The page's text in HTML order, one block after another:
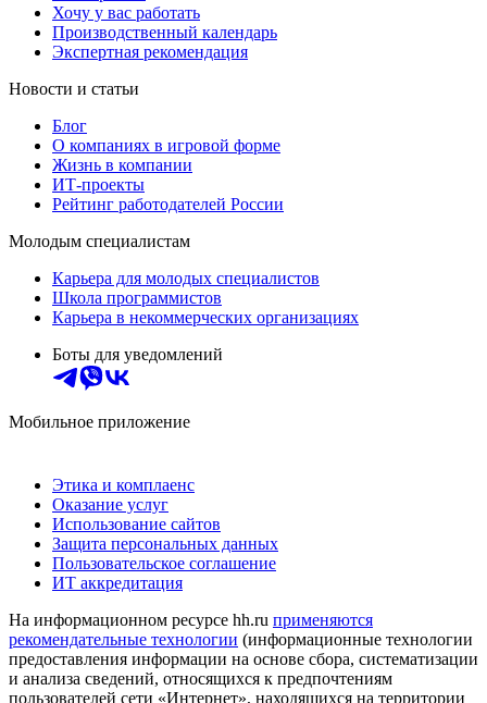
Хочу у вас работать
Производственный календарь
Экспертная рекомендация
Новости и статьи
Блог
О компаниях в игровой форме
Жизнь в компании
ИТ-проекты
Рейтинг работодателей России
Молодым специалистам
Карьера для молодых специалистов
Школа программистов
Карьера в некоммерческих организациях
Боты для уведомлений
Мобильное приложение
Этика и комплаенс
Оказание услуг
Использование сайтов
Защита персональных данных
Пользовательское соглашение
ИТ аккредитация
На информационном ресурсе hh.ru применяются
рекомендательные технологии (информационные технологии
предоставления информации на основе сбора, систематизации
и анализа сведений, относящихся к предпочтениям
пользователей сети «Интернет», находящихся на территории